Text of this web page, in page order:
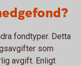
fondtyper. Detta
som
avgift. Enligt